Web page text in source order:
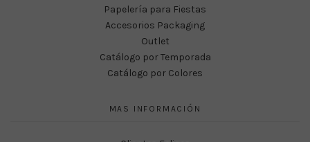
Papelería para Fiestas
Accesorios Packaging
Outlet
Catálogo por Temporada
Catálogo por Colores
MAS INFORMACIÓN